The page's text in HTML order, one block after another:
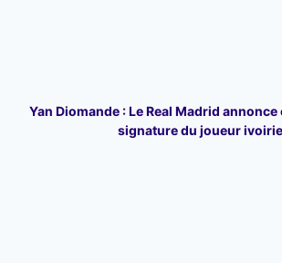
Yan Diomande : Le Real Madrid
signature du joueur